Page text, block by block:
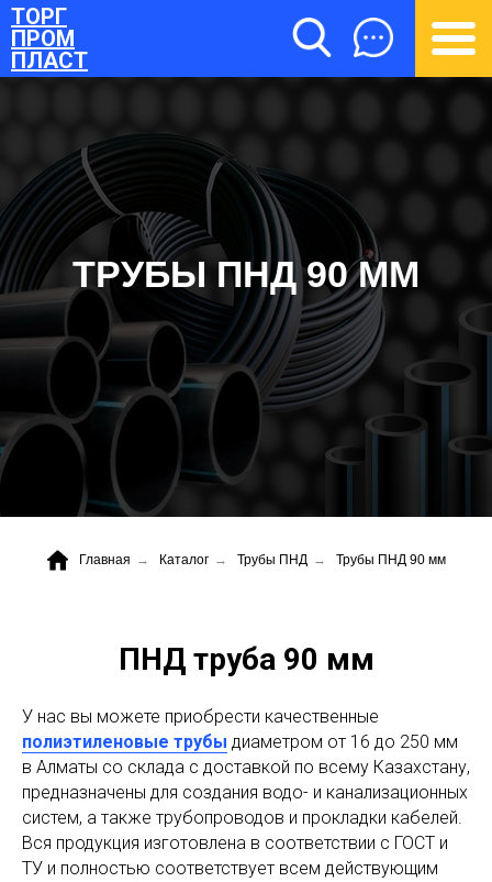
ТОРГПРОМПЛАСТ
ТОРГ
ПРОМ
ПЛАСТ
ТРУБЫ ПНД 90 ММ
Главная → Каталог → Трубы ПНД → Трубы ПНД 90 мм
ПНД труба 90 мм
У нас вы можете приобрести качественные
полиэтиленовые трубы диаметром от 16 до 250 мм
в Алматы со склада с доставкой по всему Казахстану,
предназначены для создания водо- и канализационных
систем, а также трубопроводов и прокладки кабелей.
Вся продукция изготовлена в соответствии с ГОСТ и
ТУ и полностью соответствует всем действующим